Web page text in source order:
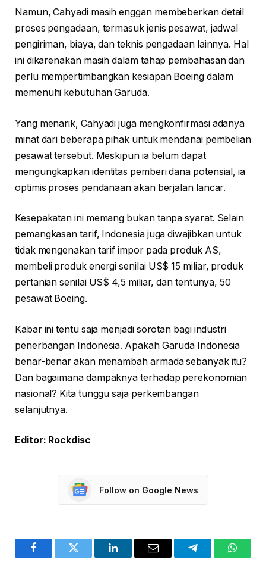
Namun, Cahyadi masih enggan membeberkan detail
proses pengadaan, termasuk jenis pesawat, jadwal
pengiriman, biaya, dan teknis pengadaan lainnya. Hal
ini dikarenakan masih dalam tahap pembahasan dan
perlu mempertimbangkan kesiapan Boeing dalam
memenuhi kebutuhan Garuda.
Yang menarik, Cahyadi juga mengkonfirmasi adanya
minat dari beberapa pihak untuk mendanai pembelian
pesawat tersebut. Meskipun ia belum dapat
mengungkapkan identitas pemberi dana potensial, ia
optimis proses pendanaan akan berjalan lancar.
Kesepakatan ini memang bukan tanpa syarat. Selain
pemangkasan tarif, Indonesia juga diwajibkan untuk
tidak mengenakan tarif impor pada produk AS,
membeli produk energi senilai US$ 15 miliar, produk
pertanian senilai US$ 4,5 miliar, dan tentunya, 50
pesawat Boeing.
Kabar ini tentu saja menjadi sorotan bagi industri
penerbangan Indonesia. Apakah Garuda Indonesia
benar-benar akan menambah armada sebanyak itu?
Dan bagaimana dampaknya terhadap perekonomian
nasional? Kita tunggu saja perkembangan
selanjutnya.
Editor: Rockdisc
Follow on Google News
FacebookTwitter LinkedInEmail Telegram